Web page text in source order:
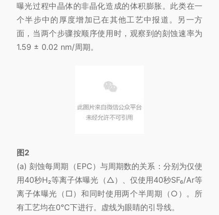
曝光过程中晶体的非晶化造成的体积膨胀。此类在一
个半步中的厚度增加已在其他工艺中报道。另一方
面，当两个步骤按顺序使用时，观察到的刻蚀速率为
1.59 ± 0.02 nm/周期。
图2
(a) 刻蚀每周期（EPC）与周期数的关系：分别为仅使
用40秒H₂等离子体曝光（△）、仅使用40秒SF₆/Ar等
离子体曝光（□）和同时使用两个半周期（○）。所
有工艺均在0℃下进行。虚线为眼睛的引导线。